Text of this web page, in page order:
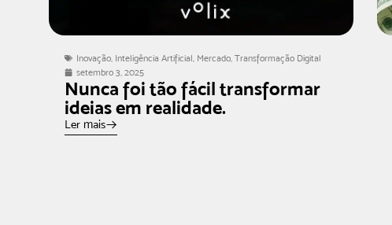
Inovação Inteligência Artificial Mercado Transformação Digital
setembro 3, 2025
Nunca foi tão fácil transformar
ideias em realidade.
Ler mais